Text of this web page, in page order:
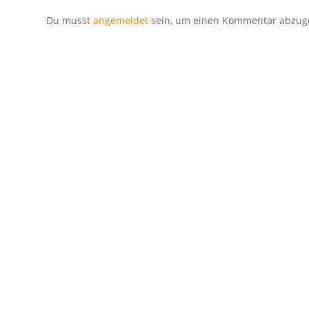
Du musst angemeldet sein, um einen Kommentar